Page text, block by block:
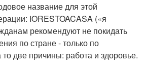
название для этой
IORESTOACASA («я
рекомендуют не покидать
по стране - только по
две причины: работа и здоровье.